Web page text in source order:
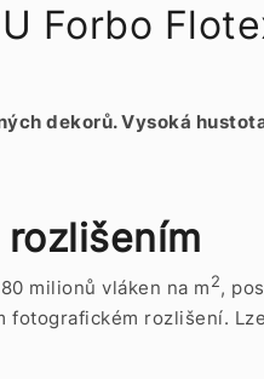
Forbo
dekorů. Vysoká
milionů vláken na m 2,
rozlišení.